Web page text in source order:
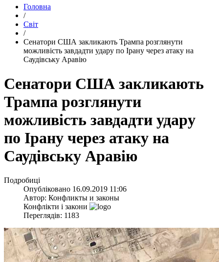
Головна
/
Світ
/
​Сенатори США закликають Трампа розглянути
можливість завдадти удару по Ірану через атаку на
Саудівську Аравію
Сенатори США закликають
Трампа розглянути
можливість завдадти удару
по Ірану через атаку на
Саудівську Аравію
Подробиці
Опубліковано 16.09.2019 11:06
Автор: Конфликты и законы
Конфлікти і закони
Переглядів: 1183